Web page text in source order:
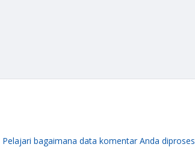
Pelajari bagaimana data komentar Anda diproses